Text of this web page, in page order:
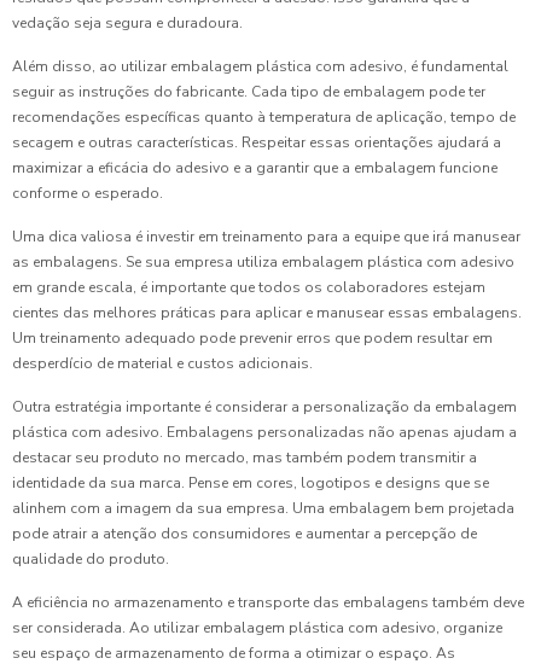
vedação seja segura e duradoura.
Além disso, ao utilizar embalagem plástica com adesivo, é fundamental
seguir as instruções do fabricante. Cada tipo de embalagem pode ter
recomendações específicas quanto à temperatura de aplicação, tempo de
secagem e outras características. Respeitar essas orientações ajudará a
maximizar a eficácia do adesivo e a garantir que a embalagem funcione
conforme o esperado.
Uma dica valiosa é investir em treinamento para a equipe que irá manusear
as embalagens. Se sua empresa utiliza embalagem plástica com adesivo
em grande escala, é importante que todos os colaboradores estejam
cientes das melhores práticas para aplicar e manusear essas embalagens.
Um treinamento adequado pode prevenir erros que podem resultar em
desperdício de material e custos adicionais.
Outra estratégia importante é considerar a personalização da embalagem
plástica com adesivo. Embalagens personalizadas não apenas ajudam a
destacar seu produto no mercado, mas também podem transmitir a
identidade da sua marca. Pense em cores, logotipos e designs que se
alinhem com a imagem da sua empresa. Uma embalagem bem projetada
pode atrair a atenção dos consumidores e aumentar a percepção de
qualidade do produto.
A eficiência no armazenamento e transporte das embalagens também deve
ser considerada. Ao utilizar embalagem plástica com adesivo, organize
seu espaço de armazenamento de forma a otimizar o espaço. As